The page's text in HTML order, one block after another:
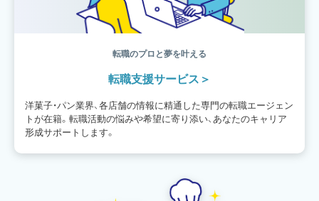
転職のプロと夢を叶える
転職支援サービス
洋菓子・パン業界、各店舗の情報に精通した専門の転職エージェン
トが在籍。転職活動の悩みや希望に寄り添い、あなたのキャリア
形成サポートします。